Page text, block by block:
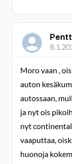
Moro vaan ,
auton
autossaan,
ja nyt ois
nyt
vaaputtaa,
huonoja